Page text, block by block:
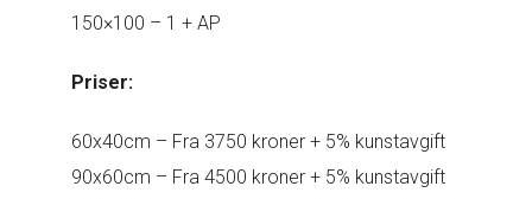
150×100 – 1 + AP
Priser:
60x40cm – Fra 3750 kroner + 5% kunstavgift
90x60cm – Fra 4500 kroner + 5% kunstavgift